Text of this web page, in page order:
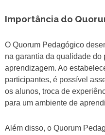
Importância do
O Quorum Pedagógico
na garantia da qualidade do
aprendizagem. Ao
participantes, é possível
os alunos, troca de
para um ambiente de
Além disso, o Quorum